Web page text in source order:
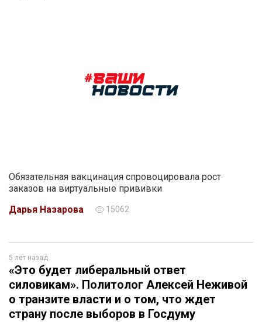
Обязательная вакцинация спровоцировала рост
заказов на виртуальные прививки
Дарья Назарова
15062
5 лет назад
«Это будет либеральный ответ
силовикам». Политолог Алексей Неживой
о транзите власти и о том, что ждет
страну после выборов в Госдуму